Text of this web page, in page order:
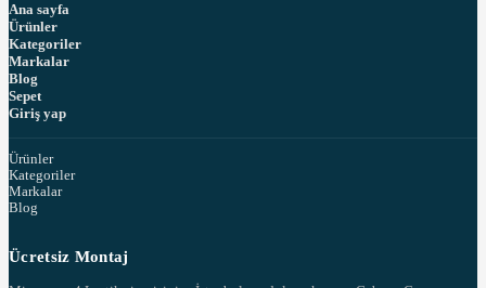
Ana sayfa
Ürünler
Kategoriler
Markalar
Blog
Sepet
Giriş yap
Ürünler
Kategoriler
Markalar
Blog
Ücretsiz Montaj